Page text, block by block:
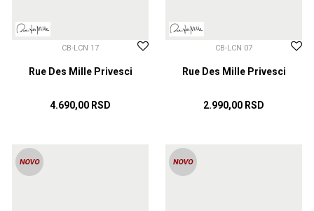
CB-LCN 17
Rue Des Mille Privesci
4.690,00 RSD
CB-LCN 07
Rue Des Mille Privesci
2.990,00 RSD